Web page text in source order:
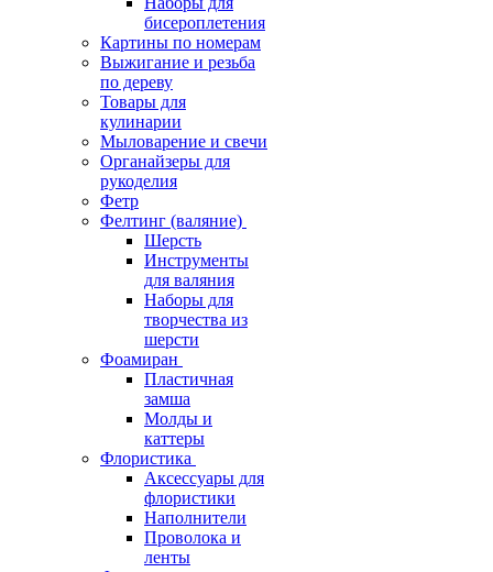
бисероплетения
Картины по номерам
Выжигание и резьба
по дереву
Товары для
кулинарии
Мыловарение и свечи
Органайзеры для
рукоделия
Фетр
Фелтинг (валяние)
Шерсть
Инструменты
для валяния
Наборы для
творчества из
шерсти
Фоамиран
Пластичная
замша
Молды и
каттеры
Флористика
Аксессуары для
флористики
Наполнители
Проволока и
ленты